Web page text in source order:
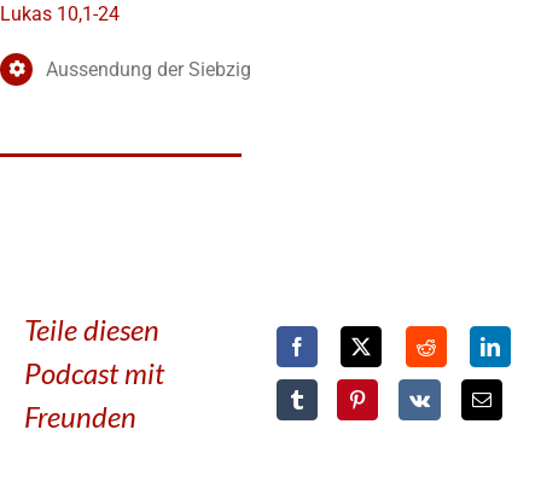
Lukas 10,1-24
Aussendung der Siebzig
Teile diesen
Podcast mit
Freunden